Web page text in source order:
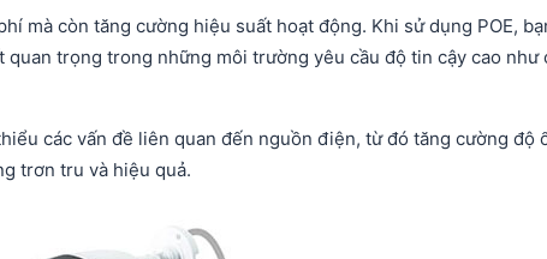
mà còn tăng cường hiệu suất hoạt động. Khi sử dụng POE,
trọng trong những môi trường yêu cầu độ tin cậy cao
các vấn đề liên quan đến nguồn điện, từ đó tăng cường
trơn tru và hiệu quả.